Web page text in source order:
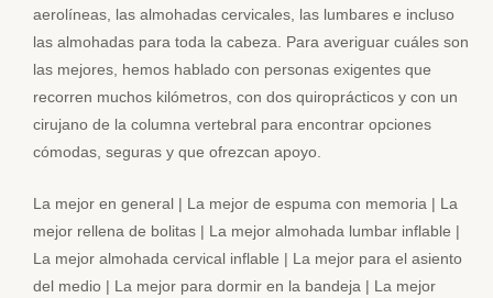
aerolíneas, las almohadas cervicales, las lumbares e incluso
las almohadas para toda la cabeza. Para averiguar cuáles son
las mejores, hemos hablado con personas exigentes que
recorren muchos kilómetros, con dos quiroprácticos y con un
cirujano de la columna vertebral para encontrar opciones
cómodas, seguras y que ofrezcan apoyo.
La mejor en general | La mejor de espuma con memoria | La
mejor rellena de bolitas | La mejor almohada lumbar inflable |
La mejor almohada cervical inflable | La mejor para el asiento
del medio | La mejor para dormir en la bandeja | La mejor